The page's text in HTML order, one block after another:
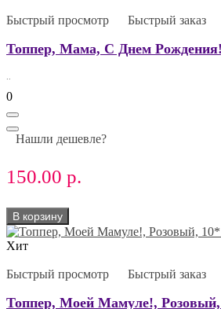
Быстрый просмотр Быстрый заказ
Топпер, Мама, С Днем
0
Нашли дешевле?
150.00 р.
В корзину
Хит
Быстрый просмотр Быстрый заказ
Топпер, Моей Мамуле!,